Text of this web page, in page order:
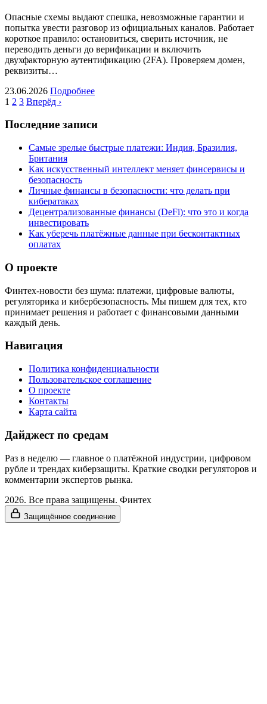
Опасные схемы выдают спешка, невозможные гарантии и
попытка увести разговор из официальных каналов. Работает
короткое правило: остановиться, сверить источник, не
переводить деньги до верификации и включить
двухфакторную аутентификацию (2FA). Проверяем домен,
реквизиты…
23.06.2026 Подробнее
1 2 3 Вперёд ›
Последние записи
Самые зрелые быстрые платежи: Индия, Бразилия,
Британия
Как искусственный интеллект меняет финсервисы и
безопасность
Личные финансы в безопасности: что делать при
кибератаках
Децентрализованные финансы (DeFi): что это и когда
инвестировать
Как уберечь платёжные данные при бесконтактных
оплатах
О проекте
Финтех-новости без шума: платежи, цифровые валюты,
регуляторика и кибербезопасность. Мы пишем для тех, кто
принимает решения и работает с финансовыми данными
каждый день.
Навигация
Политика конфиденциальности
Пользовательское соглашение
О проекте
Контакты
Карта сайта
Дайджест по средам
Раз в неделю — главное о платёжной индустрии, цифровом
рубле и трендах киберзащиты. Краткие сводки регуляторов и
комментарии экспертов рынка.
2026. Все права защищены. Финтех
Защищённое соединение